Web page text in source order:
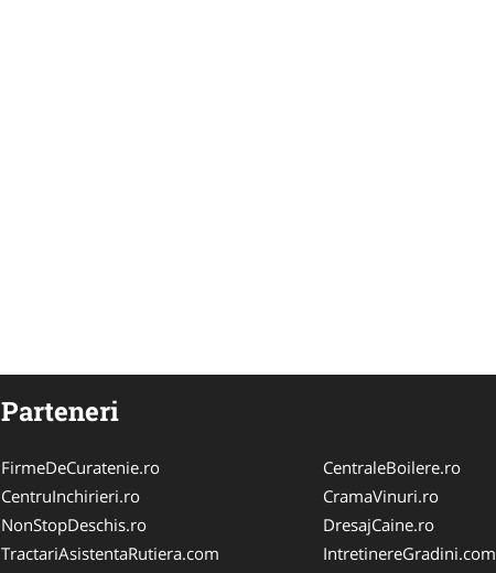
Parteneri
FirmeDeCuratenie.ro
CentruInchirieri.ro
NonStopDeschis.ro
TractariAsistentaRutiera.com
CentraleBoilere.ro
CramaVinuri.ro
DresajCaine.ro
IntretinereGradini.com